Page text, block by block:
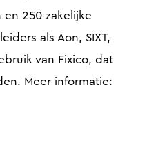
250 zakelijke
als Aon, SIXT,
van Fixico, dat
Meer informatie: